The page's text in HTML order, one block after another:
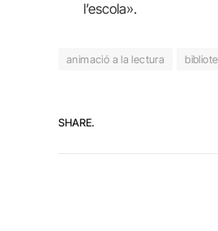
l’escola».
animació a la lectura
SHARE.